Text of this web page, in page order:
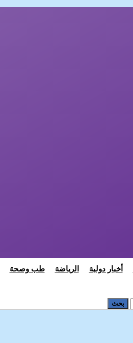
أخبار دولية الرياضة طب وصحة